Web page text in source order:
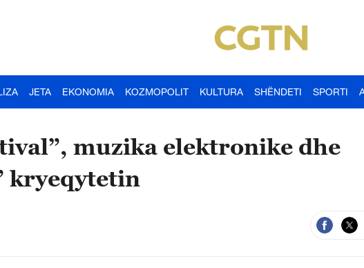
JETA EKONOMIA KOZMOPOLIT KULTURA SHËNDETI SPORTI
muzika elektronike dhe
kryeqytetin